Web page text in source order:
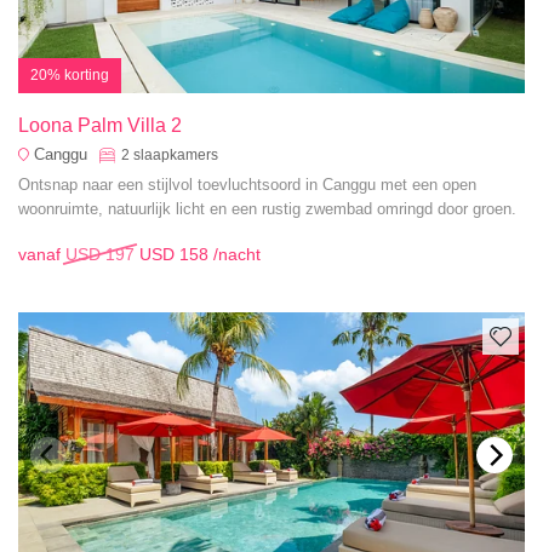
20% korting
Loona Palm Villa 2
Canggu 2 slaapkamers
Ontsnap naar een stijlvol toevluchtsoord in Canggu met een open
woonruimte, natuurlijk licht en een rustig zwembad omringd door groen.
vanaf USD 197 USD 158 /nacht